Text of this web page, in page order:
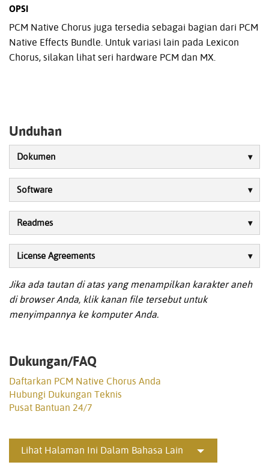
OPSI
PCM Native Chorus juga tersedia sebagai bagian dari PCM
Native Effects Bundle. Untuk variasi lain pada Lexicon
Chorus, silakan lihat seri hardware PCM dan MX.
Unduhan
Dokumen
Software
Readmes
License Agreements
Jika ada tautan di atas yang menampilkan karakter aneh
di browser Anda, klik kanan file tersebut untuk
menyimpannya ke komputer Anda.
Dukungan/FAQ
Daftarkan PCM Native Chorus Anda
Hubungi Dukungan Teknis
Pusat Bantuan 24/7
Lihat Halaman Ini Dalam Bahasa Lain